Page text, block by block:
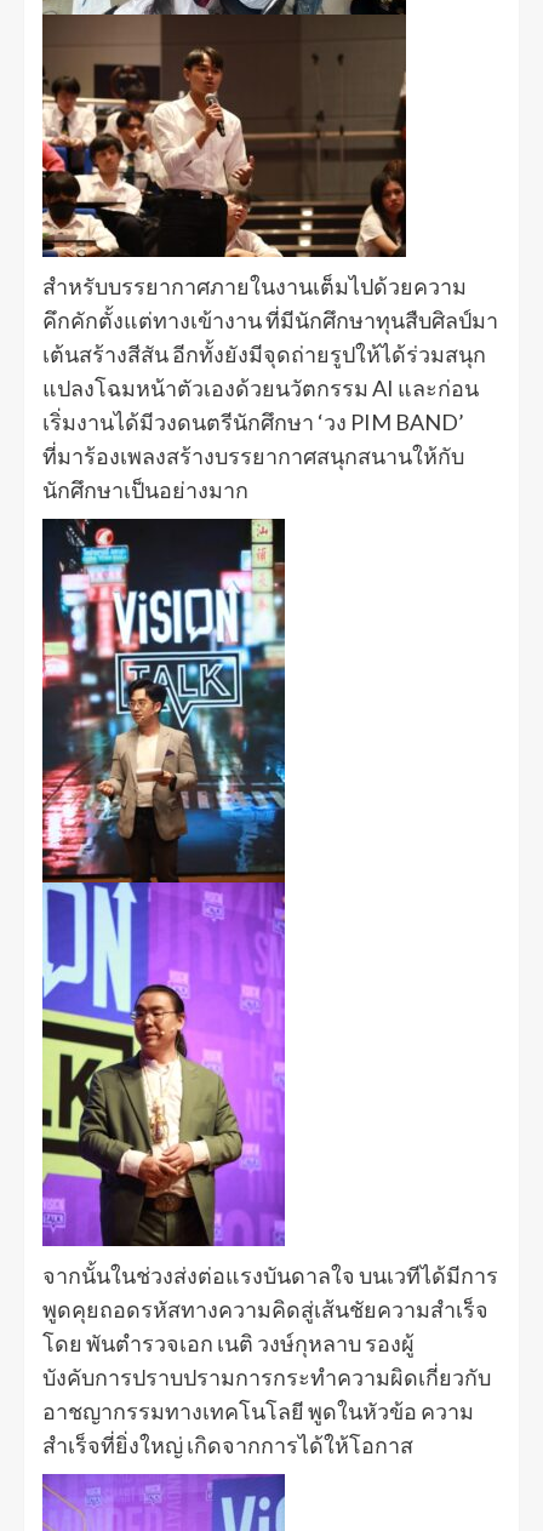
สำหรับบรรยากาศภายในงานเต็มไปด้วยความ
คึกคักตั้งแต่ทางเข้างาน ที่มีนักศึกษาทุนสืบศิลป์มา
เต้นสร้างสีสัน อีกทั้งยังมีจุดถ่ายรูปให้ได้ร่วมสนุก
แปลงโฉมหน้าตัวเองด้วยนวัตกรรม AI และก่อน
เริ่มงานได้มีวงดนตรีนักศึกษา ‘วง PIM BAND’
ที่มาร้องเพลงสร้างบรรยากาศสนุกสนานให้กับ
นักศึกษาเป็นอย่างมาก
จากนั้นในช่วงส่งต่อแรงบันดาลใจ บนเวทีได้มีการ
พูดคุยถอดรหัสทางความคิดสู่เส้นชัยความสำเร็จ
โดย พันตำรวจเอก เนติ วงษ์กุหลาบ รองผู้
บังคับการปราบปรามการกระทำความผิดเกี่ยวกับ
อาชญากรรมทางเทคโนโลยี พูดในหัวข้อ ความ
สำเร็จที่ยิ่งใหญ่ เกิดจากการได้ให้โอกาส